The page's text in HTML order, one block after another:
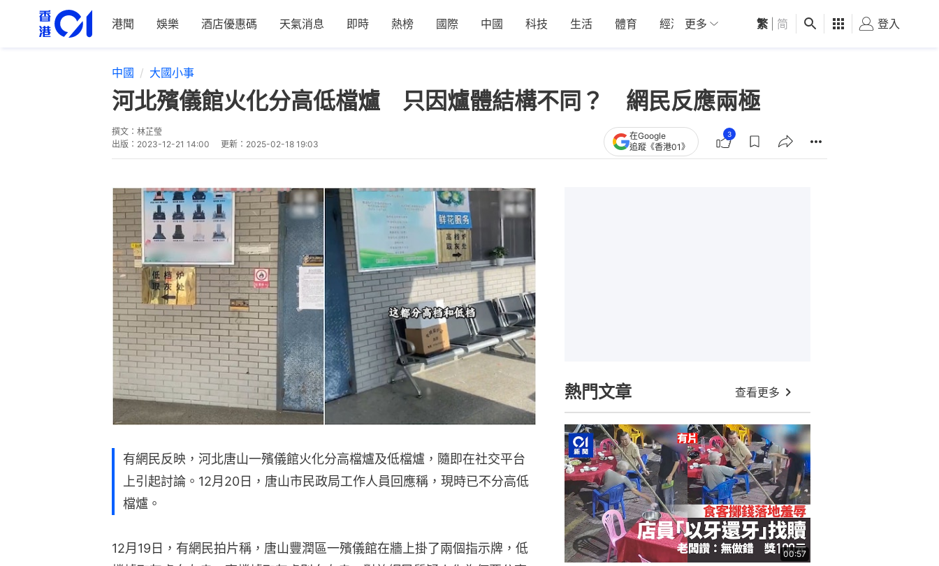
港聞 娛樂 酒店優惠碼 天氣消息 即時 熱榜 國際 中國 科技 生活 體育 經濟 01深圳 觀點 健康 好食玩飛
更多 繁 简 登入
中國 大國小事
河北殯儀館火化分高低檔爐 只因爐體結構不同？ 網民反應兩極
撰文： 林芷瑩
出版： 2023-12-21 14:00 更新： 2025-02-18 19:03
在Google
追蹤《香港01》
3
有網民反映，河北唐山一殯儀館火化分高檔爐及低檔爐，隨即在社交平台
上引起討論。12月20日，唐山市民政局工作人員回應稱，現時已不分高低
檔爐。
12月19日，有網民拍片稱，唐山豐潤區一殯儀館在牆上掛了兩個指示牌，低
熱門文章 查看更多
00:57